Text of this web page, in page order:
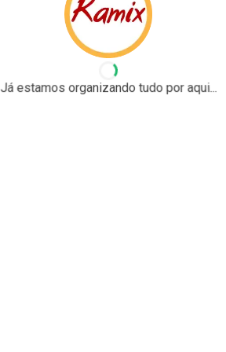
Já estamos organizando tudo por aqui...